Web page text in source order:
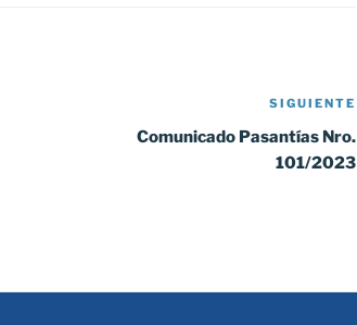
SIGUIENTE
Comunicado Pasantías Nro.
101/2023